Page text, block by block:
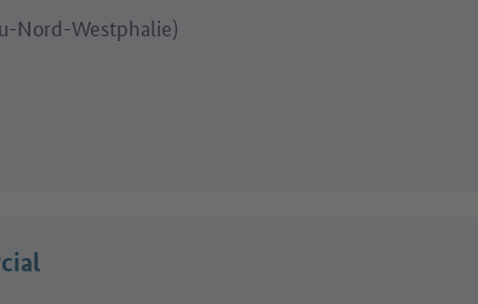
Nord-Westphalie)